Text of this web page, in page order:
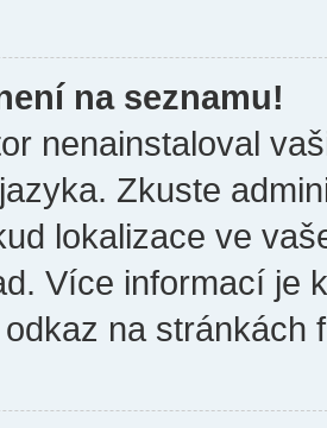
na seznamu!
nenainstaloval
Zkuste
lokalizace ve
Více informací je
na stránkách